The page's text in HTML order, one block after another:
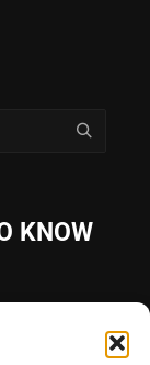
KNOW